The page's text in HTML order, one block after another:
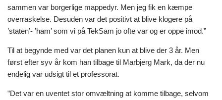
sammen var borgerlige mappedyr. Men jeg fik en kæmpe
overraskelse. Desuden var det positivt at blive klogere på
’staten’- ’ham’ som vi på TekSam jo ofte var og er oppe imod.”
Til at begynde med var det planen kun at blive der 3 år. Men
først efter syv år kom han tilbage til Marbjerg Mark, da der nu
endelig var udsigt til et professorat.
”Det var en uventet stor omvæltning at komme tilbage, selvom